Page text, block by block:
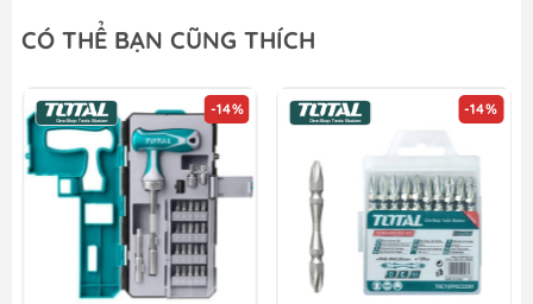
Máy siết vít pin 20V/230N.m YUPAI YP20-W230M (full bộ)
2.268.000₫
Máy siết vít pin 20V/230N.m YUPAI YP20-W230M (thân
máy)
1.239.000₫
CÓ THỂ BẠN CŨNG THÍCH
-14% -14%